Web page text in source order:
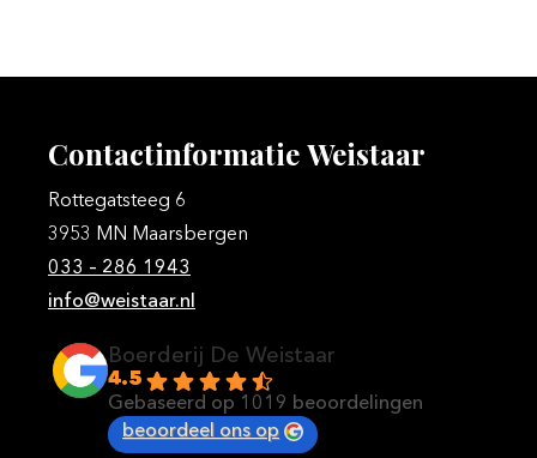
ContactinformatieWeistaar
Rottegatsteeg 6
3953 MN Maarsbergen
033 – 286 1943
info@weistaar.nl
Boerderij De Weistaar
4.5
Gebaseerd op 1019 beoordelingen
beoordeel ons op